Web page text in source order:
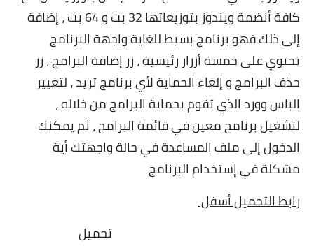
كافة أنضمة ويندوز بتوزيعاتها 32 بت و 64 بت ، إضافة
إلى ذلك فهو برنامج بسيط للغاية واجهة البرنامج
تحتوي على خمسة أزرار رئيسية ، زر إضافة البرامج ، زر
حذف البرامج و إلغاء الحماية لأي برنامج تريد ، لتغيير
الباس وورد الذي تقوم بحماية البرامج من خلاله ،
لتشغيل برنامج معين في قائمة البرامج ، ثم يمكنك
الدخول إلى ملف المساعدة في حالة واجهتك أية
مشكلة في إستخدام البرنامج
رابط التحميل أسفل
تحميل